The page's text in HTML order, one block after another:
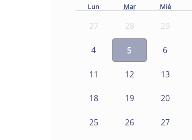
Lun Mar Mié
27 28 29
4 5 6
11 12 13
18 19 20
25 26 27